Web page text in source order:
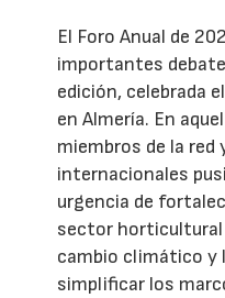
El Foro Anual de
importantes
edición, celebrada
en Almería. En
miembros de la
internacionales
urgencia de
sector
cambio climático y
simplificar los